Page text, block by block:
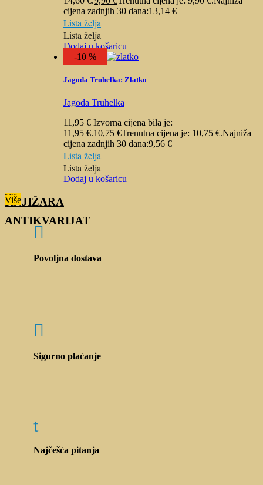
cijena zadnjih 30 dana:13,14 €
Lista želja
Lista želja
Dodaj u košaricu
-10 %
Jagoda Truhelka: Zlatko
Jagoda Truhelka
11,95€ Izvorna cijena bila je:
11,95 €.10,75 €Trenutna cijena je: 10,75 €.Najniža
cijena zadnjih 30 dana:9,56 €
Lista želja
Lista želja
Dodaj u košaricu
KNJIŽARA
Više
ANTIKVARIJAT
Više

Povoljna dostava

Sigurno plaćanje
t
Najčešća pitanja